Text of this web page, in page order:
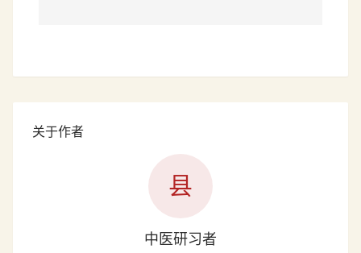
关于作者
县
中医研习者